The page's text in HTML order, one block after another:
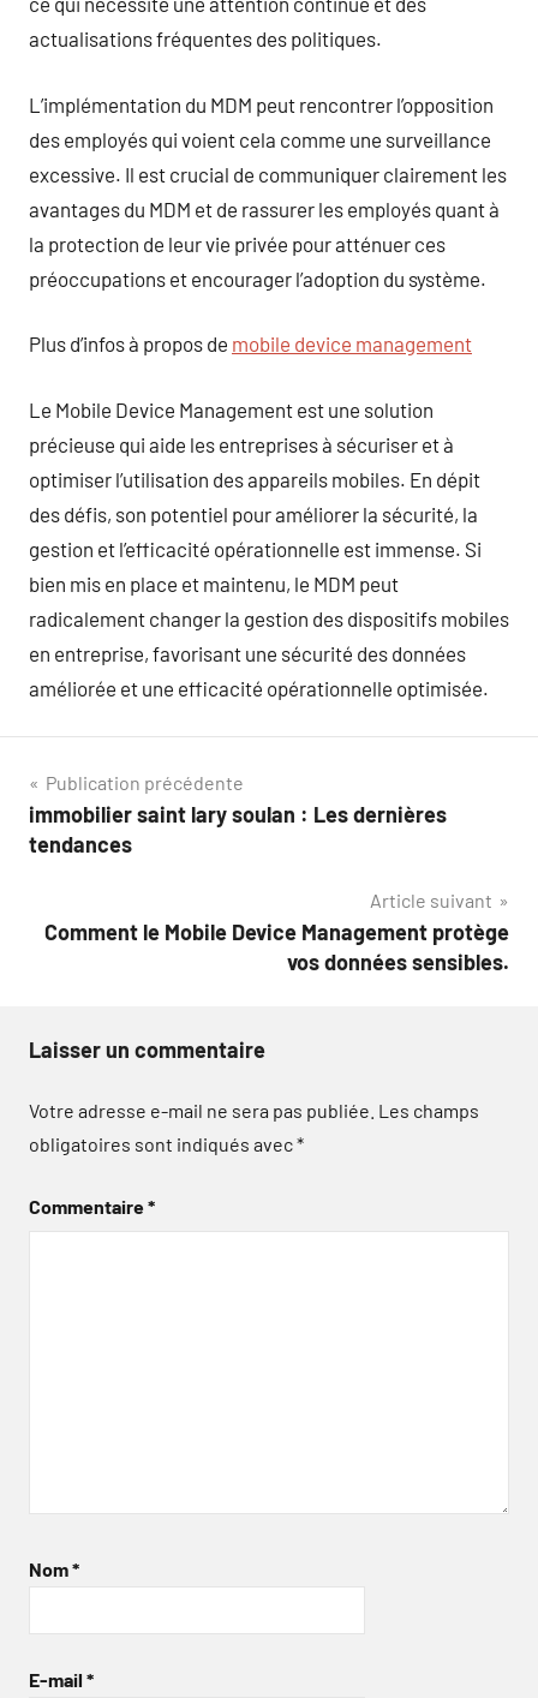
actualisations fréquentes des politiques.
L’implémentation du MDM peut rencontrer l’opposition
des employés qui voient cela comme une surveillance
excessive. Il est crucial de communiquer clairement les
avantages du MDM et de rassurer les employés quant à
la protection de leur vie privée pour atténuer ces
préoccupations et encourager l’adoption du système.
Plus d’infos à propos de mobile device management
Le Mobile Device Management est une solution
précieuse qui aide les entreprises à sécuriser et à
optimiser l’utilisation des appareils mobiles. En dépit
des défis, son potentiel pour améliorer la sécurité, la
gestion et l’efficacité opérationnelle est immense. Si
bien mis en place et maintenu, le MDM peut
radicalement changer la gestion des dispositifs mobiles
en entreprise, favorisant une sécurité des données
améliorée et une efficacité opérationnelle optimisée.
Navigation
de
Publication précédente
immobilier saint lary soulan : Les dernières
tendances
Article suivant
Comment le Mobile Device Management protège
vos données sensibles.
Laisser un commentaire
Votre adresse e-mail ne sera pas publiée. Les champs
obligatoires sont indiqués avec*
Commentaire*
Nom*
E-mail *